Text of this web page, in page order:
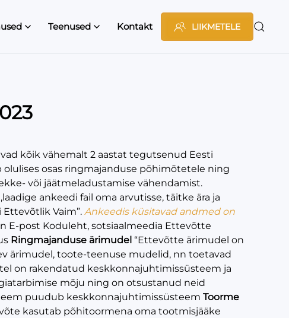
Teenused Kontakt LIIKMETELE
kõik vähemalt 2 aastat tegutsenud Eesti
osas ringmajanduse põhimõtetele ning
või jäätmeladustamise vähendamist.
,laadige ankeedi fail oma arvutisse, täitke ära ja
Ettevõtlik Vaim”. Ankeedis küsitavad andmed on
E-post Koduleht, sotsiaalmeedia Ettevõtte
Ringmajanduse ärimudel “Ettevõtte ärimudel on
ärimudel, toote-teenuse mudelid, nn toetavad
on rakendatud keskkonnajuhtimissüsteem ja
mõju ning on otsustanud neid
puudub keskkonnajuhtimissüsteem Toorme
kasutab põhitoormena oma tootmisjääke